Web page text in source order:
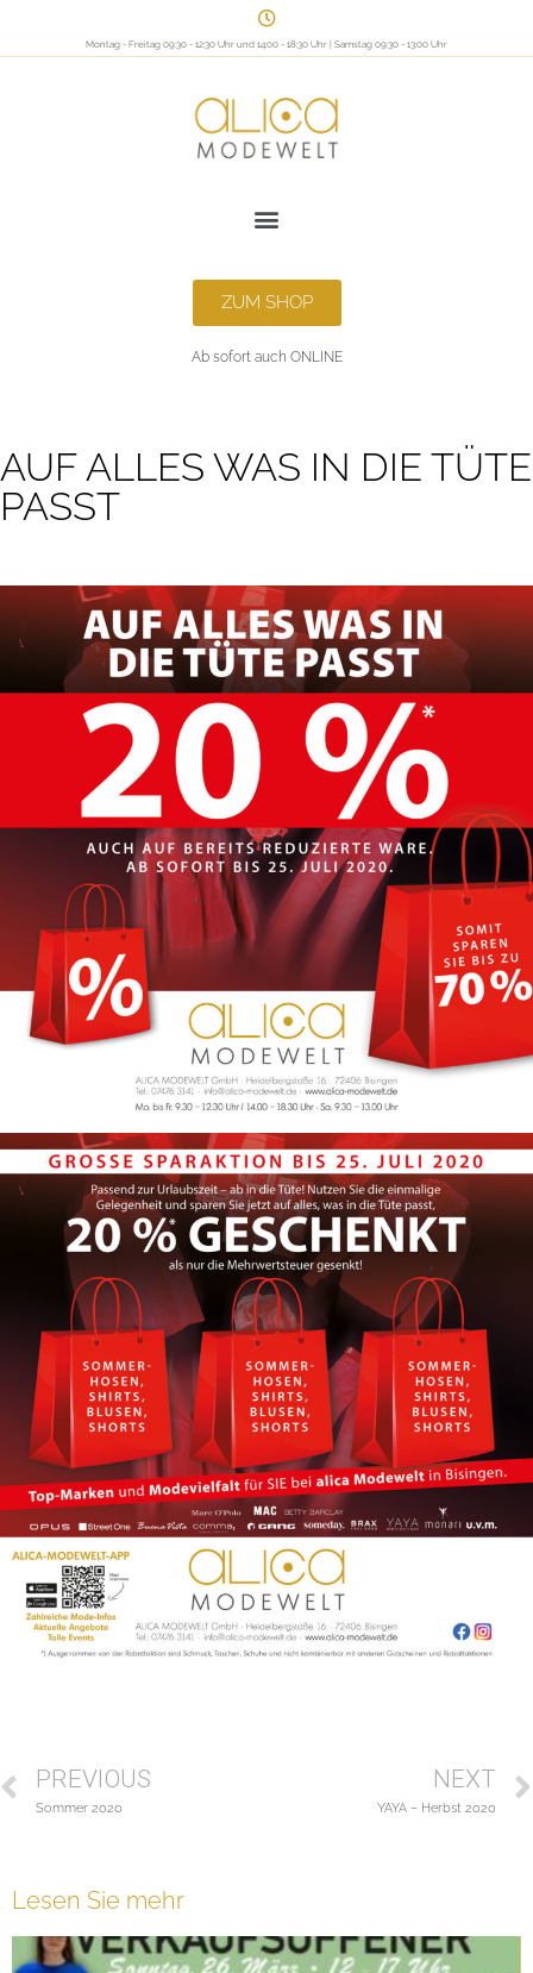
Montag - Freitag 09:30 - 12:30 Uhr und 14:00 - 18:30 Uhr | Samstag 09:30 - 13:00 Uhr
ZUM SHOP
Ab sofort auch ONLINE
AUF ALLES WAS IN DIE TÜTE
PASST
PREVIOUS
Sommer 2020
NEXT
YAYA – Herbst 2020
Lesen Sie mehr